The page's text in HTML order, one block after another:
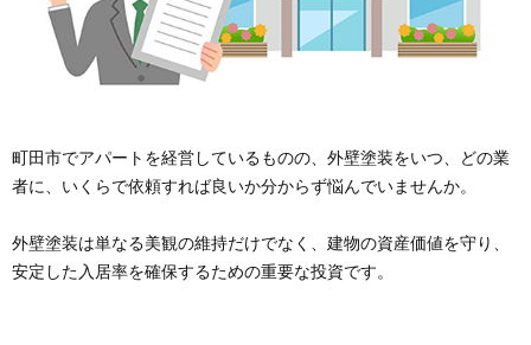
町田市でアパートを経営しているものの、外壁塗装をいつ、どの業
者に、いくらで依頼すれば良いか分からず悩んでいませんか。
外壁塗装は単なる美観の維持だけでなく、建物の資産価値を守り、
安定した入居率を確保するための重要な投資です。